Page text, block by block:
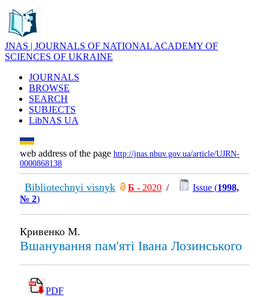
JNAS | JOURNALS OF NATIONAL ACADEMY OF
SCIENCES OF UKRAINE
JOURNALS
BROWSE
SEARCH
SUBJECTS
LibNAS UA
web address of the page http://jnas.nbuv.gov.ua/article/UJRN-
0000868138
Bibliotechnyi visnyk Б - 2020 / Issue (1998,
№ 2)
Кривенко М.
Вшанування пам'яті Івана Лозинського
PDF